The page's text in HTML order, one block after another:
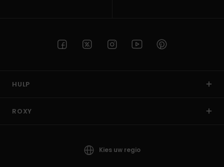
HULP
ROXY
Kies uw regio